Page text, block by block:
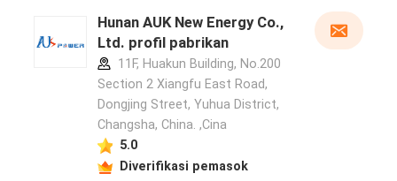
Hunan AUK New Energy Co.,
Ltd. profil pabrikan
11F, Huakun Building, No.200
Section 2 Xiangfu East Road,
Dongjing Street, Yuhua District,
Changsha, China. ,Cina
5.0
Diverifikasi pemasok